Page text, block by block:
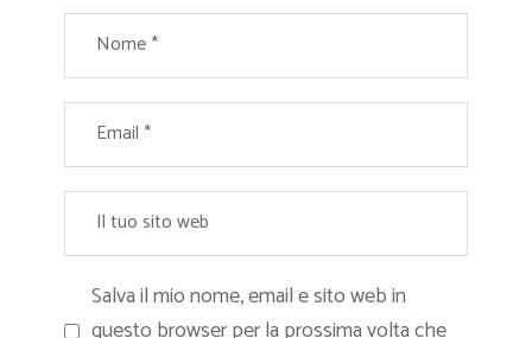
Salva il mio nome, email e sito web in
questo browser per la prossima volta che